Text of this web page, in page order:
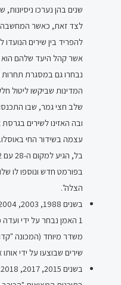
שנים בהן נערכו
לצד זאת, כאשר המחשבה
להפריד בין שירים הנועדו
נבחרו גם במסגרת
המדינות שביקשו ליטול
שלב חצי גמר, שבו התכנסו
עצמה בשידור החי
בפורמט חדש ונוספו לו
הצלה".
1 האמן נבחר על ידי
משדר מיוחד (המכונה
שירים שבוצעו על ידי אותו